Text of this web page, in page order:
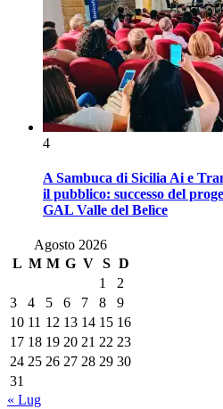
4
A Sambuca di Sicilia Ai e
il pubblico: successo del
GAL Valle del Belìce
Agosto 2026
L M M G V S D
1
2
3
4 5 6 7 8
9
10 11 12 13 14 15 16
17 18 19 20 21 22 23
24 25 26 27 28 29 30
31
« Lug